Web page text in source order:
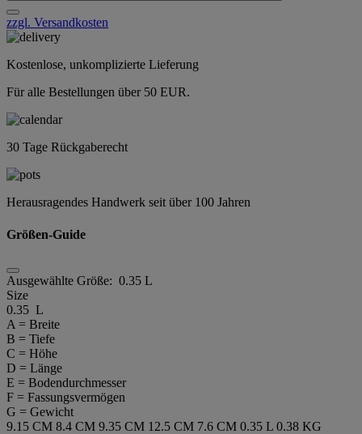
zzgl. Versandkosten
Kostenlose, unkomplizierte Lieferung
Für alle Bestellungen über 50 EUR.
30 Tage Rückgaberecht
Herausragendes Handwerk seit über 100 Jahren
Größen-Guide
Ausgewählte Größe: 0.35 L
Size
0.35 L
A = Breite
B = Tiefe
C = Höhe
D = Länge
E = Bodendurchmesser
F = Fassungsvermögen
G = Gewicht
9.15 CM 8.4 CM 9.35 CM 12.5 CM 7.6 CM 0.35 L 0.38 KG